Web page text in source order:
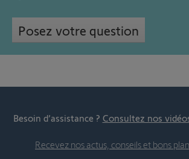
Posez votre question
Besoin d’assistance ? Consultez nos
Recevez nos actus, conseils et bons